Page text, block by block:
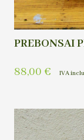
PREBONSAI
88,00 € IVA